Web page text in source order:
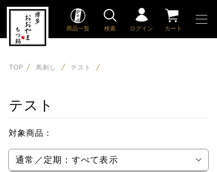
商品一覧 検索 ログイン カート
TOP 馬刺し テスト
テスト
対象商品：
通常／定期： すべて表示